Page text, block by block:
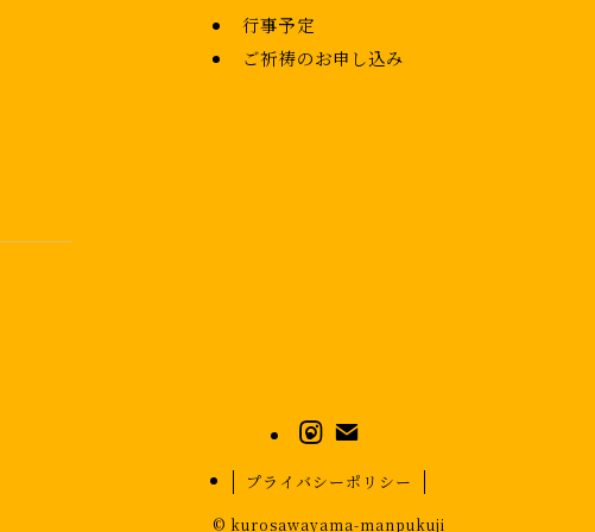
行事予定
ご祈祷のお申し込み
プライバシーポリシー
© kurosawayama-manpukuji